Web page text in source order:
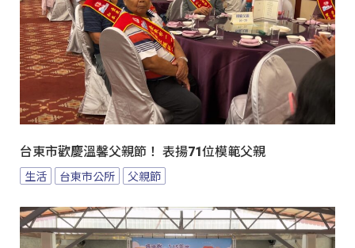
台東市歡慶溫馨父親節！ 表揚71位模範父親
生活 台東市公所 父親節